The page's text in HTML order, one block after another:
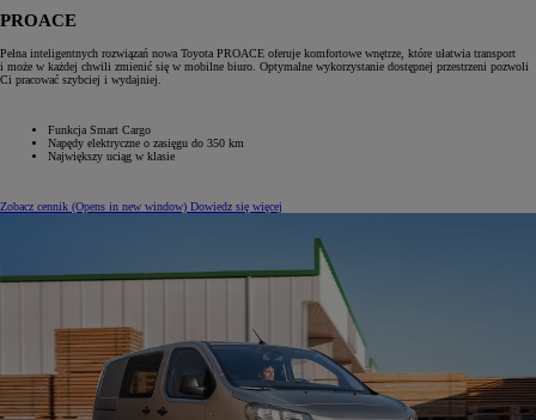
PROACE
Pełna inteligentnych rozwiązań nowa Toyota PROACE oferuje komfortowe wnętrze, które ułatwia transport
i może w każdej chwili zmienić się w mobilne biuro. Optymalne wykorzystanie dostępnej przestrzeni pozwoli
Ci pracować szybciej i wydajniej.
Funkcja Smart Cargo
Napędy elektryczne o zasięgu do 350 km
Największy uciąg w klasie
Zobacz cennik (Opens in new window) Dowiedz się więcej